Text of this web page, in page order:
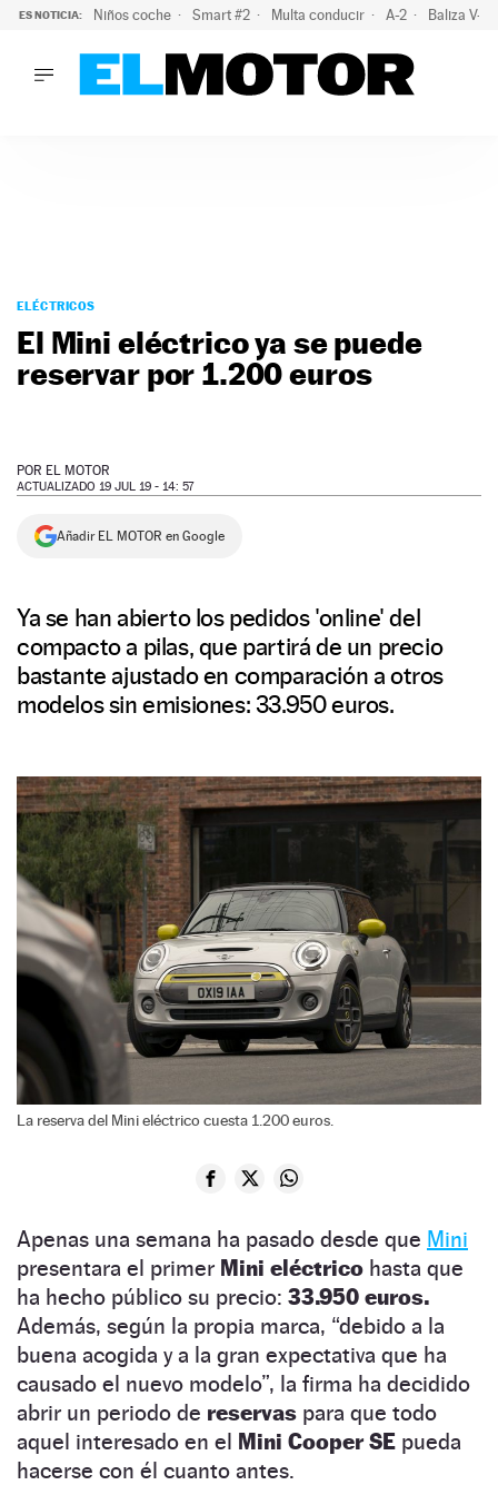
ES NOTICIA: Niños coche Smart #2 Multa conducir A-2 Baliza V-
PODCAST
MOTOS
TECNOLOGÍA
SERVICIOS
NEWSLETTER
ELÉCTRICOS
El Mini eléctrico ya se puede
reservar por 1.200 euros
POR EL MOTOR
ACTUALIZADO 19 JUL 19 - 14: 57
Añadir EL MOTOR en Google
Ya se han abierto los pedidos 'online' del
compacto a pilas, que partirá de un precio
bastante ajustado en comparación a otros
modelos sin emisiones: 33.950 euros.
La reserva del Mini eléctrico cuesta 1.200 euros.
Apenas una semana ha pasado desde que Mini
presentara el primer Mini eléctrico hasta que
ha hecho público su precio: 33.950 euros.
Además, según la propia marca, “debido a la
buena acogida y a la gran expectativa que ha
causado el nuevo modelo”, la firma ha decidido
abrir un periodo de reservas para que todo
aquel interesado en el Mini Cooper SE pueda
hacerse con él cuanto antes.